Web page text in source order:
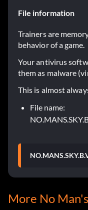
File information
Trainers are
behavior of a game.
Your antivirus
them as malware
This is almost
File name:
More No